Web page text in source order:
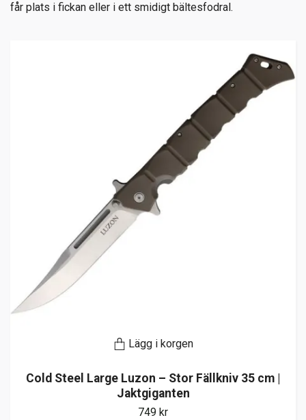
får plats i fickan eller i ett smidigt bältesfodral.
Lägg i korgen
Cold Steel Large Luzon – Stor Fällkniv 35 cm |
Jaktgiganten
749 kr